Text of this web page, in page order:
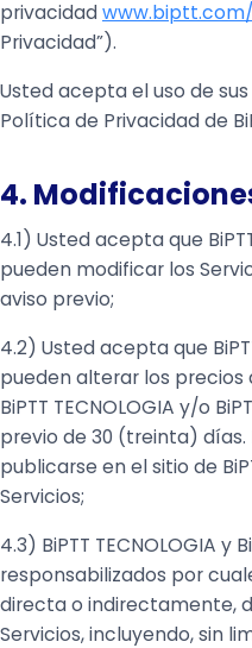
privacidad
Privacidad”).
Usted acepta el uso de
Política de Privacidad de
4.
4.1) Usted acepta que
pueden modificar los
aviso previo;
4.2) Usted acepta que
pueden alterar los precios
BiPTT TECNOLOGIA y/o
previo de 30 (treinta) días.
publicarse en el sitio de
Servicios;
4.3) BiPTT TECNOLOGIA y
responsabilizados por
directa o indirectamente,
Servicios, incluyendo, sin